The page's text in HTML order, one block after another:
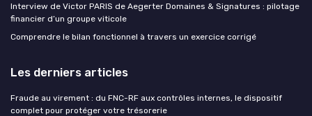
Interview de Victor PARIS de Aegerter Domaines & Signatures : pilotage
financier d’un groupe viticole
Comprendre le bilan fonctionnel à travers un exercice corrigé
Les derniers articles
Fraude au virement : du FNC-RF aux contrôles internes, le dispositif
complet pour protéger votre trésorerie